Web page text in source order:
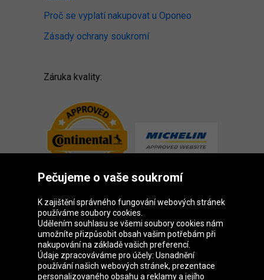
Proč se vyplatí nakupovat u Oponeo
Zásady ochrany soukromí
Záruka kvality:
Skupina Oponeo
Pečujeme o vaše soukromí
K zajištění správného fungování webových stránek
používáme soubory cookies.
Udělením souhlasu se všemi soubory cookies nám
umožníte přizpůsobit obsah vašim potřebám při
nakupování na základě vašich preferencí.
Údaje zpracováváme pro účely: Usnadnění
používání našich webových stránek, prezentace
personalizovaného obsahu a reklamy a jejího